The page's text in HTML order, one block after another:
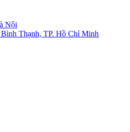
Nội
Thạnh, TP. Hồ Chí Minh